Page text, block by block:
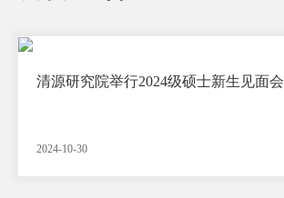
清源研究院举行2024级硕士新生见面会
2024-10-30